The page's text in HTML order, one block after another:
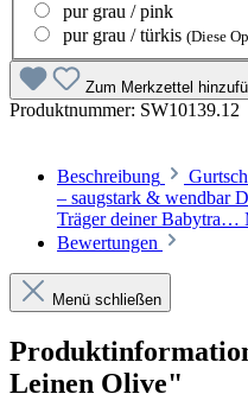
pur grau / pink
pur grau / türkis (Diese
Zum Merkzettel
Produktnummer: SW10139.12
Beschreibung
– saugstark & wendbar
Träger deiner Babytra…
Bewertungen
Menü schließen
Leinen Olive"